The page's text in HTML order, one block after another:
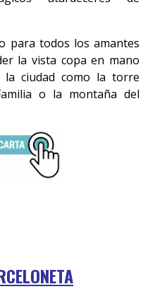
para todos los amantes
la vista copa en mano
la ciudad como la torre
o la montaña del